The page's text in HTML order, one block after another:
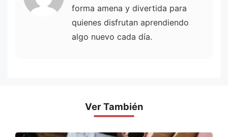
forma amena y divertida para
quienes disfrutan aprendiendo
algo nuevo cada día.
Ver También